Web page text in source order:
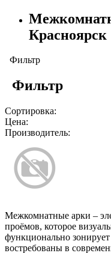
Красноярск
Фильтр
Фильтр
Сортировка:
Цена:
Производитель:
Межкомнатные арки –
проёмов, которое
функционально
востребованы в